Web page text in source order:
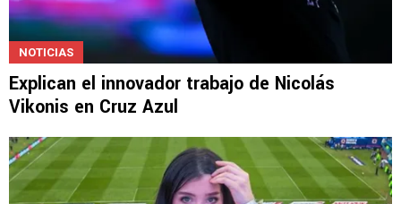
NOTICIAS
Explican el innovador trabajo de Nicolás
Vikonis en Cruz Azul